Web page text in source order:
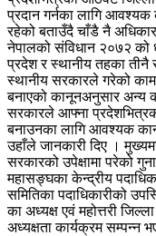
प्रदान गर्नका लागि आवश्यक
रहेको बताउँदै चाँडै नै
नेपालको संविधान २०७२ को
प्रदेश र स्थानीय तहका
स्थानीय सरकारले गरेको
बनाएको कानूनअनुसार अन्य
सरकारले आफ्ना
बनाउनका लागि आवश्यक
उहाँले जानकारी दिए ।
सरकारको उपेक्षामा परेको
महासङ्घका केन्द्रीय
समितिका पदाधिकारीको
का अध्यक्ष एवं महोत्तरी
अध्यक्षता कार्यक्रम सम्पन्न